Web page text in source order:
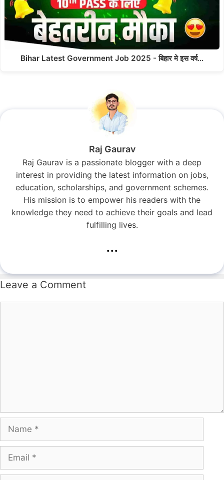
Bihar Latest Government Job 2025 - बिहार मे इस वर्ष…
Raj Gaurav
Raj Gaurav is a passionate blogger with a deep
interest in providing the latest information on jobs,
education, scholarships, and government schemes.
His mission is to empower his readers with the
knowledge they need to achieve their goals and lead
fulfilling lives.
...
Leave a Comment